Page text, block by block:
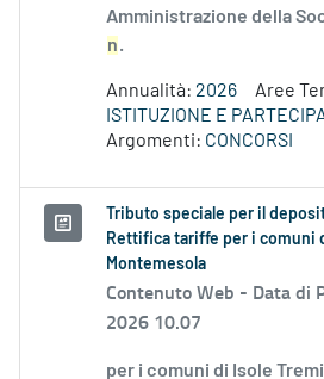
Amministrazione della
n.
Annualità: 2026
Aree
ISTITUZIONE E
Argomenti: CONCORSI
Tributo speciale per il
Rettifica tariffe per i comuni
Montemesola
Contenuto Web - Data di
2026 10.07
per i comuni di Isole